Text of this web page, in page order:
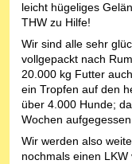
leicht hügeliges
THW zu Hilfe!
Wir sind alle sehr
vollgepackt nach
20.000 kg Futter
ein Tropfen auf den
über 4.000 Hunde;
Wochen aufgegessen.
Wir werden also
nochmals einen